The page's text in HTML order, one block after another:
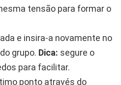
tensão para formar o
e insira-a novamente no
grupo. Dica: segure o
para facilitar.
ponto através do